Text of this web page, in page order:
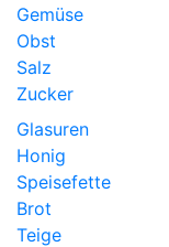
Gemüse
Obst
Salz
Zucker
Glasuren
Honig
Speisefette
Brot
Teige